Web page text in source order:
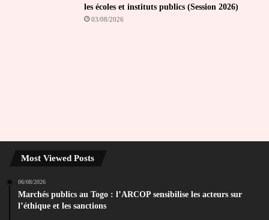
les écoles et instituts publics (Session 2026)
03/08/2026
Most Viewed Posts
06/08/2026
Marchés publics au Togo : l’ARCOP sensibilise les acteurs sur
l’éthique et les sanctions